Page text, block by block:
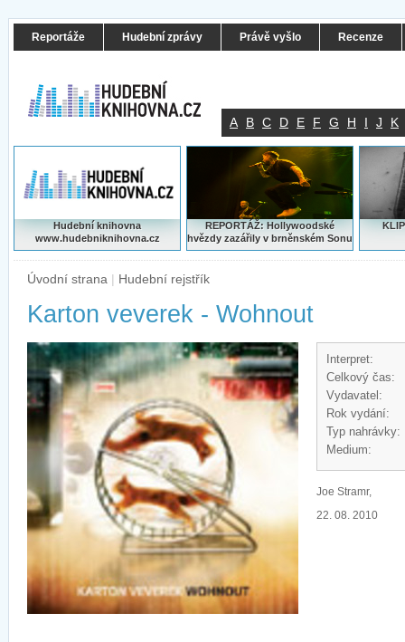
Reportáže Hudební zprávy Právě vyšlo Recenze
A B C D E F G H I J K
Hudební knihovna
www.hudebniknihovna.cz
REPORTÁŽ: Hollywoodské
hvězdy zazářily v brněnském Sonu
Úvodní strana | Hudební rejstřík
Karton veverek - Wohnout
Interpret:
Celkový čas:
Vydavatel:
Rok vydání:
Typ nahrávky:
Medium:
Joe Stramr,
22. 08. 2010